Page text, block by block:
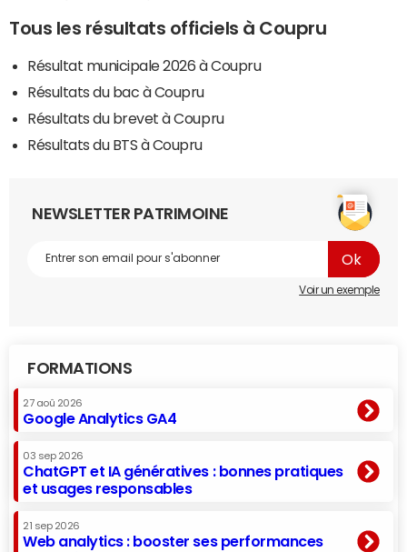
Tous les résultats officiels à Coupru
Résultat municipale 2026 à Coupru
Résultats du bac à Coupru
Résultats du brevet à Coupru
Résultats du BTS à Coupru
NEWSLETTER PATRIMOINE
Voir un exemple
FORMATIONS
27 aoû 2026
Google Analytics GA4
03 sep 2026
ChatGPT et IA génératives : bonnes pratiques
et usages responsables
21 sep 2026
Web analytics : booster ses performances